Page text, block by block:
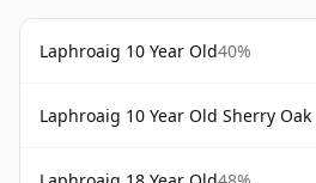
Laphroaig 10 Year Old40%
Laphroaig 10 Year Old Sherry Oak